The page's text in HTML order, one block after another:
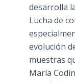
desarrolla
Lucha de
evolución
muestras
María